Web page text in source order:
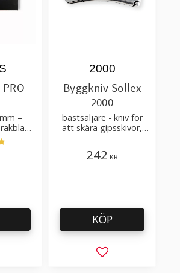
–
tyg,
till i favoriter
Byggkniv Sollex
2000
bästsäljare - kniv för
att skära gipsskivor,
2000
242 KR
Lägg till i
KÖP